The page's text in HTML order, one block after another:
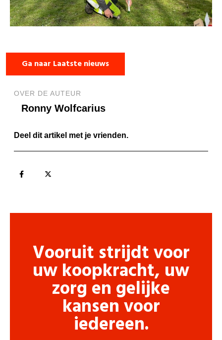
Ga naar Laatste nieuws
OVER DE AUTEUR
Ronny Wolfcarius
Deel dit artikel met je vrienden.
Vooruit strijdt voor
uw koopkracht, uw
zorg en gelijke
kansen voor
iedereen.